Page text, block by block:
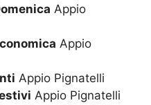
Appio
Appio
Appio Pignatelli
Appio Pignatelli